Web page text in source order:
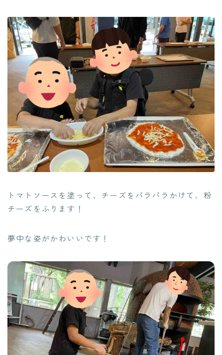
トマトソースを塗って、チーズをパラパラかけて、粉
チーズをふります！
夢中な姿がかわいいです！